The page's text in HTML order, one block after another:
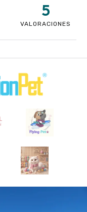
VALORACIONES
5